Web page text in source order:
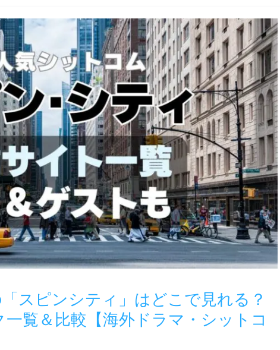
スピンシティ」はどこで見れる？
一覧＆比較【海外ドラマ・シットコ